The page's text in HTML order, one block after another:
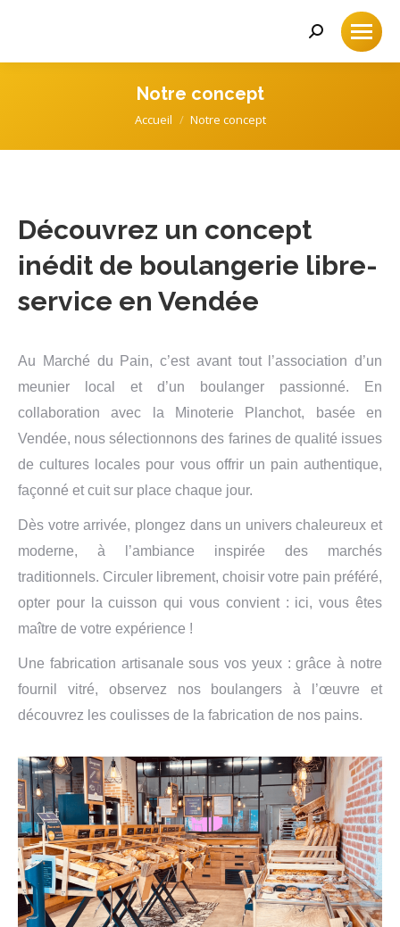
Recherche
:
Notre concept
Vous êtes ici :
Accueil Notre concept
Découvrez un concept
inédit de boulangerie libre-
service en Vendée
Au Marché du Pain, c’est avant tout l’association d’un
meunier local et d’un boulanger passionné. En
collaboration avec la Minoterie Planchot, basée en
Vendée, nous sélectionnons des farines de qualité issues
de cultures locales pour vous offrir un pain authentique,
façonné et cuit sur place chaque jour.
Dès votre arrivée, plongez dans un univers chaleureux et
moderne, à l’ambiance inspirée des marchés
traditionnels. Circuler librement, choisir votre pain préféré,
opter pour la cuisson qui vous convient : ici, vous êtes
maître de votre expérience !
Une fabrication artisanale sous vos yeux : grâce à notre
fournil vitré, observez nos boulangers à l’œuvre et
découvrez les coulisses de la fabrication de nos pains.